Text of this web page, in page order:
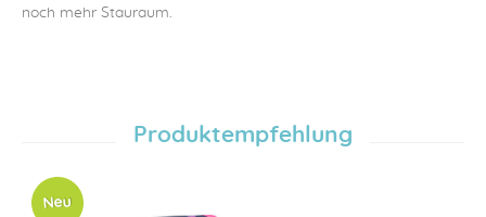
noch mehr Stauraum.
Produktempfehlung